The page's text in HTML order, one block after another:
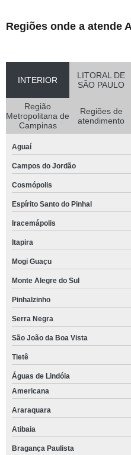
Regiões onde a atende
INTERIOR
LITORAL DE
SÃO PAULO
Região
Metropolitana de
Campinas
Regiões de
atendimento
Aguaí
Campos do Jordão
Cosmópolis
Espírito Santo do Pinhal
Iracemápolis
Itapira
Mogi Guaçu
Monte Alegre do Sul
Pinhalzinho
Serra Negra
São João da Boa Vista
Tietê
Águas de Lindóia
Americana
Araraquara
Atibaia
Bragança Paulista